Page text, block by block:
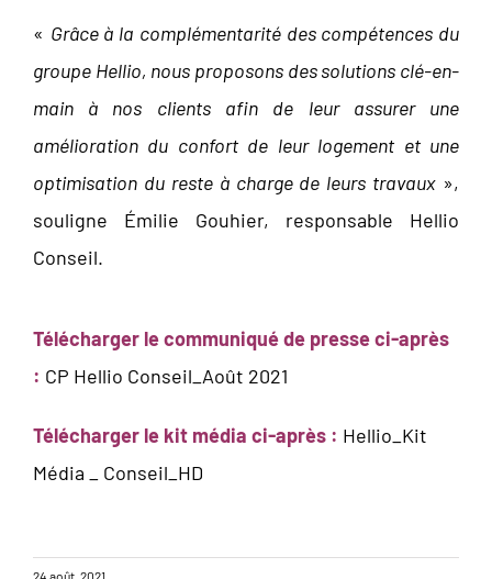
« Grâce à la complémentarité des compétences du
groupe Hellio, nous proposons des solutions clé-en-
main à nos clients afin de leur assurer une
amélioration du confort de leur logement et une
optimisation du reste à charge de leurs travaux»,
souligne Émilie Gouhier, responsable Hellio
Conseil.
Télécharger le communiqué de presse ci-après
: CP Hellio Conseil_Août 2021
Télécharger le kit média ci-après : Hellio_Kit
Média _ Conseil_HD